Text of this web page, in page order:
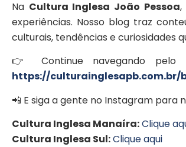
Na Cultura Inglesa João Pessoa,
experiências. Nosso blog traz
culturais, tendências e curiosidades
👉 Continue navegando pelo
https://culturainglesapb.com.br/
📲 E siga a gente no Instagram para
Cultura Inglesa Manaíra:Clique
Cultura Inglesa Sul:Clique aqui